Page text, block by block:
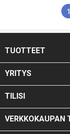
1
TUOTTEET
YRITYS
TILISI
VERKKOKAUPAN